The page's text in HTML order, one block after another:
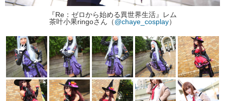
『Re：ゼロから始める異世界生活』レム
茶叶小果ringoさん（@chaye_cosplay）